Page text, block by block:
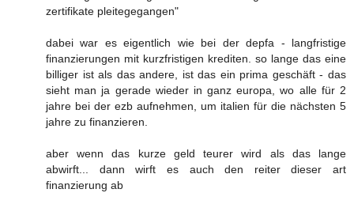
zertifikate pleitegegangen"
dabei war es eigentlich wie bei der depfa - langfristige
finanzierungen mit kurzfristigen krediten. so lange das eine
billiger ist als das andere, ist das ein prima geschäft - das
sieht man ja gerade wieder in ganz europa, wo alle für 2
jahre bei der ezb aufnehmen, um italien für die nächsten 5
jahre zu finanzieren.
aber wenn das kurze geld teurer wird als das lange
abwirft... dann wirft es auch den reiter dieser art
finanzierung ab